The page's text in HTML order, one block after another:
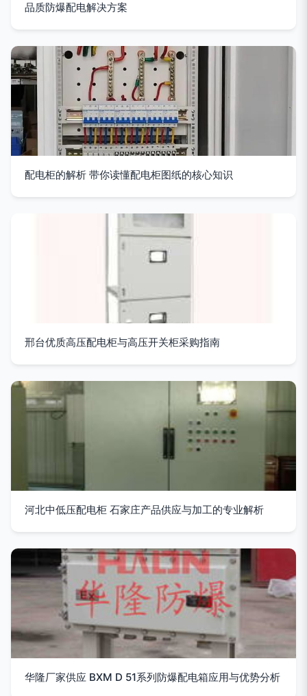
品质防爆配电解决方案
配电柜的解析 带你读懂配电柜图纸的核心知识
邢台优质高压配电柜与高压开关柜采购指南
河北中低压配电柜 石家庄产品供应与加工的专业解析
华隆厂家供应 BXM D 51系列防爆配电箱应用与优势分析